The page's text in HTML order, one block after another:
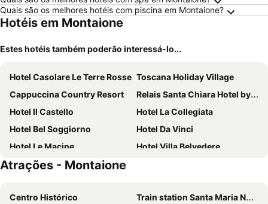
Quais são os melhores hotéis com piscina em Montaione?
Hotéis em Montaione
Estes hotéis também poderão interessá-lo...
Hotel Casolare Le Terre Rosse Toscana Holiday Village
Cappuccina Country Resort
Relais Santa Chiara Hotel by Double Hospitality
Hotel Il Castello
Hotel La Collegiata
Hotel Bel Soggiorno
Hotel Da Vinci
Hotel Le Macine
Hotel Villa Belvedere
Hotel Da Graziano
Residenza D'Epoca Palazzo Buonaccorsi
Hotel La Cisterna
Atrações - Montaione
Centro Histórico
Train station Santa Maria Novella